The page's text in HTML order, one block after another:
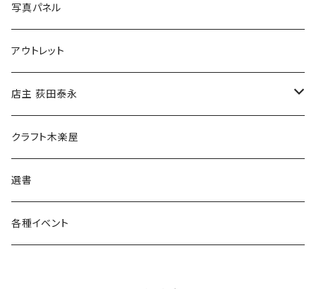
ブックカバー
マグカップ
傘
食料品
その他
冒険クロストーク
写真パネル
アウトレット
店主 荻田泰永
書籍
ウェア
クラフト木楽屋
選書
各種イベント